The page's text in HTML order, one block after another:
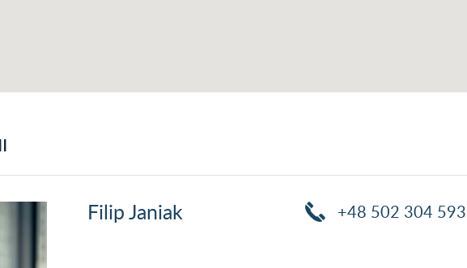
Filip Janiak +48 502 304 593